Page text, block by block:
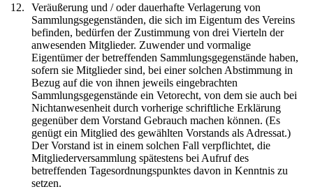
12.
Veräußerung und / oder dauerhafte Verlagerung von
Sammlungsgegenständen, die sich im Eigentum des Vereins
befinden, bedürfen der Zustimmung von drei Vierteln der
anwesenden Mitglieder. Zuwender und vormalige
Eigentümer der betreffenden Sammlungsgegenstände haben,
sofern sie Mitglieder sind, bei einer solchen Abstimmung in
Bezug auf die von ihnen jeweils eingebrachten
Sammlungsgegenstände ein Vetorecht, von dem sie auch bei
Nichtanwesenheit durch vorherige schriftliche Erklärung
gegenüber dem Vorstand Gebrauch machen können. (Es
genügt ein Mitglied des gewählten Vorstands als Adressat.)
Der Vorstand ist in einem solchen Fall verpflichtet, die
Mitgliederversammlung spätestens bei Aufruf des
betreffenden Tagesordnungspunktes davon in Kenntnis zu
setzen.